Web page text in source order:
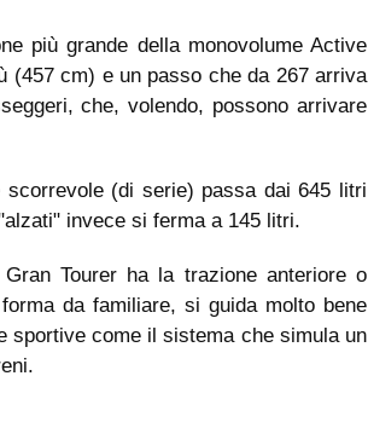
più grande della monovolume Active
(457 cm) e un passo che da 267 arriva
che, volendo, possono arrivare
(di serie) passa dai 645 litri
invece si ferma a 145 litri.
Tourer ha la trazione anteriore o
da familiare, si guida molto bene
sportive come il sistema che simula un